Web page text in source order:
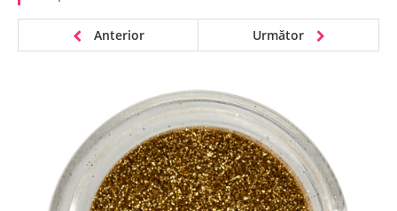
Anterior Următor